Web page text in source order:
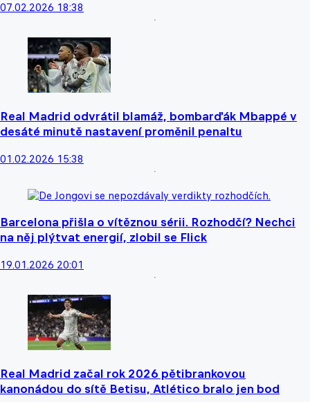
07.02.2026 18:38
Real Madrid odvrátil blamáž, bombarďák Mbappé v
desáté minutě nastavení proměnil penaltu
01.02.2026 15:38
Barcelona přišla o vítěznou sérii. Rozhodčí? Nechci
na něj plýtvat energií, zlobil se Flick
19.01.2026 20:01
Real Madrid začal rok 2026 pětibrankovou
kanonádou do sítě Betisu, Atlético bralo jen bod